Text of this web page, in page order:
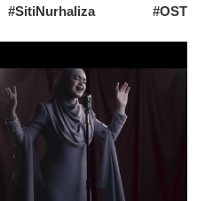
#SitiNurhaliza #OST